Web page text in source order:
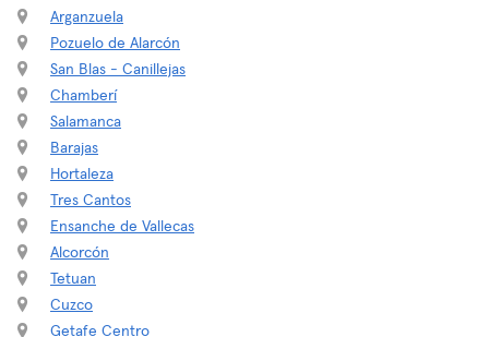
Arganzuela
Pozuelo de Alarcón
San Blas - Canillejas
Chamberí
Salamanca
Barajas
Hortaleza
Tres Cantos
Ensanche de Vallecas
Alcorcón
Tetuan
Cuzco
Getafe Centro